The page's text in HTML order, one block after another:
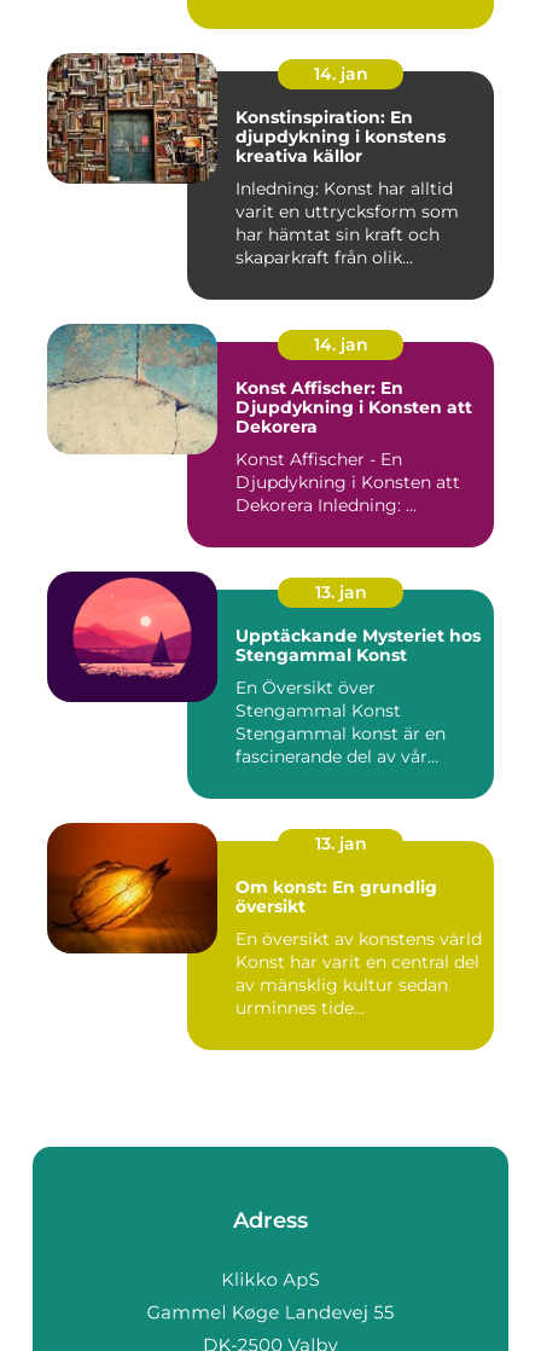
14. jan
Konstinspiration: En
djupdykning i konstens
kreativa källor
Inledning: Konst har alltid
varit en uttrycksform som
har hämtat sin kraft och
skaparkraft från olik...
14. jan
Konst Affischer: En
Djupdykning i Konsten att
Dekorera
Konst Affischer - En
Djupdykning i Konsten att
Dekorera Inledning: ...
13. jan
Upptäckande Mysteriet hos
Stengammal Konst
En Översikt över
Stengammal Konst
Stengammal konst är en
fascinerande del av vår
13. jan
Om konst: En grundlig
översikt
En översikt av konstens värld
Konst har varit en central del
av mänsklig kultur sedan
urminnes tide...
Adress